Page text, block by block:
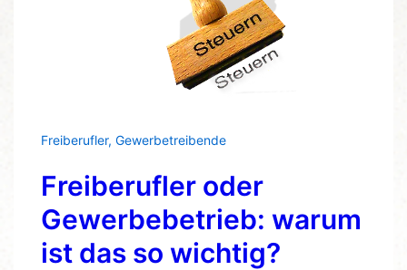
Freiberufler, Gewerbetreibende
Freiberufler oder
Gewerbebetrieb: warum
ist das so wichtig?